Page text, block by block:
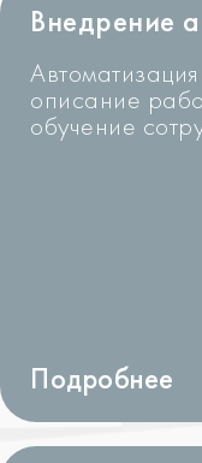
Внедрение
описание
обучение
Подробнее